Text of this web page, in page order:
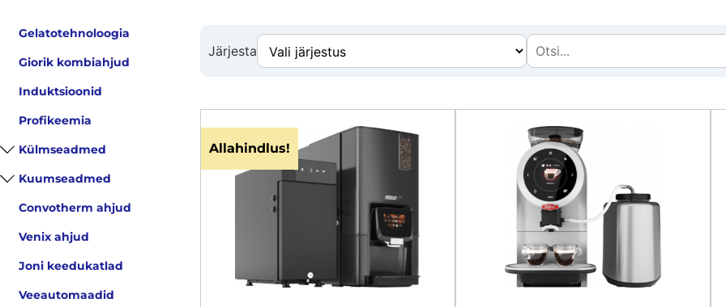
Gelatotehnoloogia
Giorik kombiahjud
Induktsioonid
Profikeemia
Külmseadmed
Kuumseadmed
Convotherm ahjud
Venix ahjud
Joni keedukatlad
Veeautomaadid
Järjesta
Allahindlus!